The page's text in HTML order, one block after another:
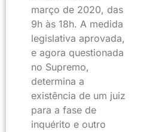
março de 2020, das
9h às 18h. A medida
legislativa aprovada,
e agora questionada
no Supremo,
determina a
existência de um juiz
para a fase de
inquérito e outro